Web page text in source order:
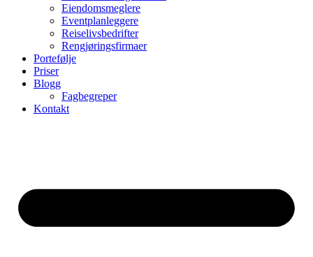
Eiendomsmeglere
Eventplanleggere
Reiselivsbedrifter
Rengjøringsfirmaer
Portefølje
Priser
Blogg
Fagbegreper
Kontakt